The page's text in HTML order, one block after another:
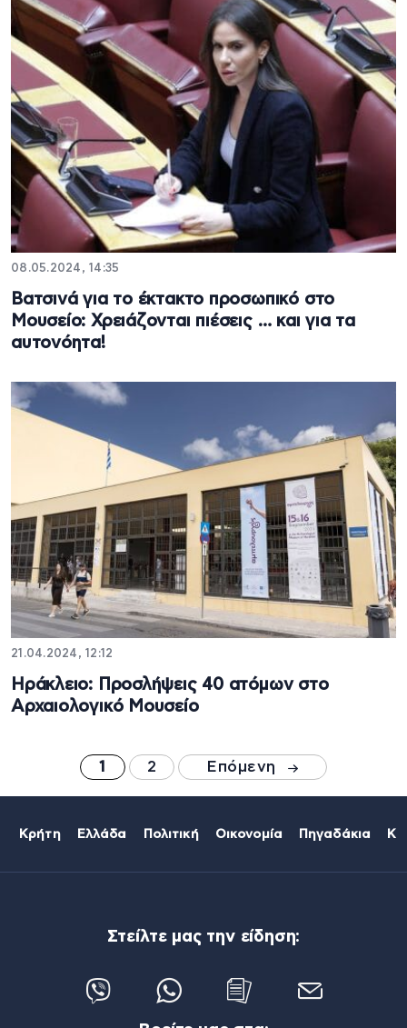
08.05.2024, 14:35
Βατσινά για το έκτακτο προσωπικό στο
Μουσείο: Χρειάζονται πιέσεις … και για τα
αυτονόητα!
21.04.2024, 12:12
Ηράκλειο: Προσλήψεις 40 ατόμων στο
Αρχαιολογικό Μουσείο
1 2 Επόμενη
Κρήτη Ελλάδα Πολιτική Οικονομία Πηγαδάκια
Στείλτε μας την είδηση: